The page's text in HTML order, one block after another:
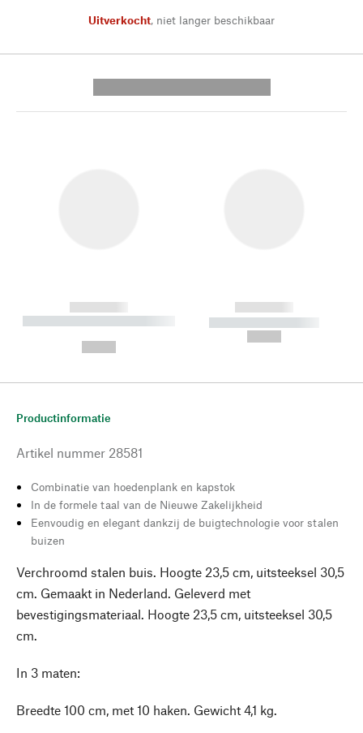
Uitverkocht, niet langer beschikbaar
------------
----------- ----------- --------
------------
----------- -----------
Productinformatie
Artikel nummer 28581
Combinatie van hoedenplank en kapstok
In de formele taal van de Nieuwe Zakelijkheid
Eenvoudig en elegant dankzij de buigtechnologie voor stalen
buizen
Verchroomd stalen buis. Hoogte 23,5 cm, uitsteeksel 30,5
cm. Gemaakt in Nederland. Geleverd met
bevestigingsmateriaal. Hoogte 23,5 cm, uitsteeksel 30,5
cm.
In 3 maten:
Breedte 100 cm, met 10 haken. Gewicht 4,1 kg.